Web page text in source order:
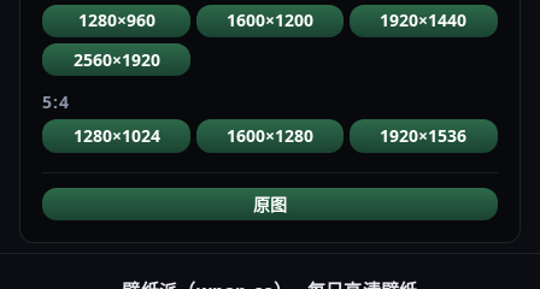
1280×960
1600×1200
1920×1440
2560×1920
5:4
1280×1024
1600×1280 1920×1536
原图